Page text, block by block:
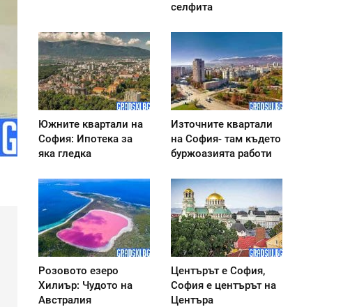
селфита
Южните квартали на
София: Ипотека за
яка гледка
Източните квартали
на София- там където
буржоазията работи
Розовото езеро
Хилиър: Чудото на
Австралия
Центърът е София,
София е центърът на
Центъра